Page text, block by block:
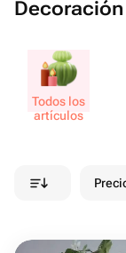
Todos los
artículos